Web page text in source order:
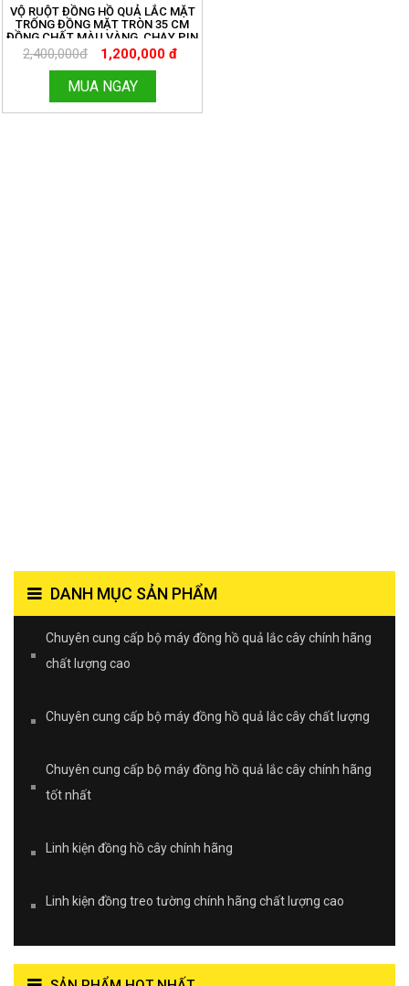
VỘ RUỘT ĐỒNG HỒ QUẢ LẮC MẶT
TRỐNG ĐỒNG MẶT TRÒN 35 CM
ĐỒNG CHẤT MÀU VÀNG, CHẠY PIN
TIỂU ĐƠN GIẢN. MIỄN SHIP TOÀN
QUỐC. ĐỒNG HỒ THANH HÙNG.
2,400,000đ 1,200,000 đ
MUA NGAY
DANH MỤC SẢN PHẨM
Chuyên cung cấp bộ máy đồng hồ quả lắc cây chính hãng
chất lượng cao
Chuyên cung cấp bộ máy đồng hồ quả lắc cây chất lượng
Chuyên cung cấp bộ máy đồng hồ quả lắc cây chính hãng
tốt nhất
Linh kiện đồng hồ cây chính hãng
Linh kiện đồng treo tường chính hãng chất lượng cao